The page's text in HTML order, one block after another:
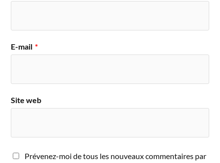
E-mail *
Site web
Prévenez-moi de tous les nouveaux commentaires par